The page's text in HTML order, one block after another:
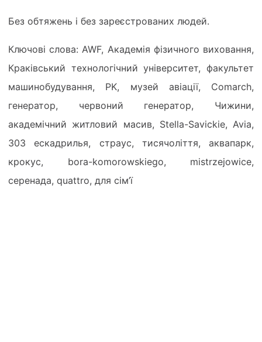
Без обтяжень і без зареєстрованих людей.
Ключові слова: AWF, Академія фізичного виховання,
Краківський технологічний університет, факультет
машинобудування, PK, музей авіації, Comarch,
генератор, червоний генератор, Чижини,
академічний житловий масив, Stella-Savickie, Avia,
303 ескадрилья, страус, тисячоліття, аквапарк,
крокус, bora-komorowskiego, mistrzejowice,
серенада, quattro, для сім’ї